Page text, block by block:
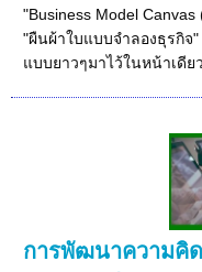
"Business Model
"ผืนผ้าใบแบบจำลองธุรกิจ
แบบยาวๆมาไว้ในหน้าเดีย
การพัฒนาความคิ